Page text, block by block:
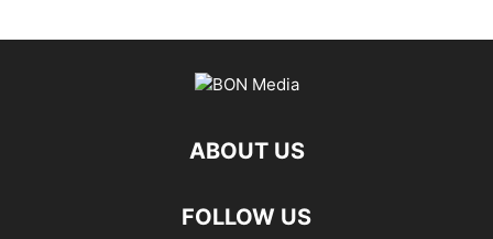
ABOUT US
FOLLOW US